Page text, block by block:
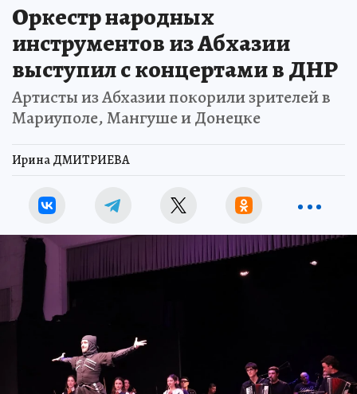
Оркестр народных
инструментов из Абхазии
выступил с концертами в ДНР
Артисты из Абхазии покорили зрителей в
Мариуполе, Мангуше и Донецке
Ирина ДМИТРИЕВА